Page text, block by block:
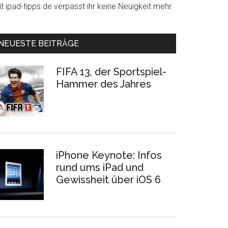
ipad-tipps.de verpasst ihr keine Neuigkeit mehr.
BEITRÄGE
FIFA 13, der Sportspiel-
Hammer des Jahres
iPhone Keynote: Infos
rund ums iPad und
Gewissheit über iOS 6